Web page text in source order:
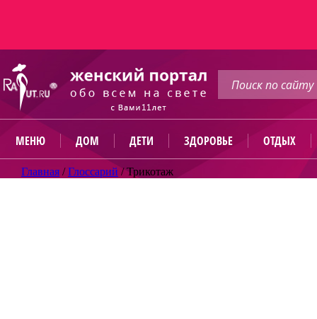
МЕНЮ ДОМ ДЕТИ ЗДОРОВЬЕ ОТДЫХ
Главная /Глоссарий /Трикотаж